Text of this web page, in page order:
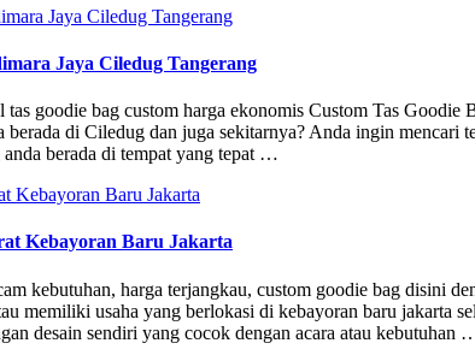
Jaya Ciledug Tangerang
goodie bag custom harga ekonomis Custom Tas Goodie
di Ciledug dan juga sekitarnya? Anda ingin mencari
berada di tempat yang tepat …
Kebayoran Baru Jakarta
kebutuhan, harga terjangkau, custom goodie bag disini
memiliki usaha yang berlokasi di kebayoran baru jakarta
desain sendiri yang cocok dengan acara atau kebutuhan